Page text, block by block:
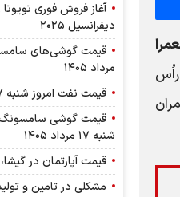
دیفرانسیل ۲۰۲۵
مرداد ۱۴۰۵
قیمت نفت امروز شنبه ۱۷ مرداد ۱۴۰۵
قیمت گوشی
شنبه ۱۷ مرداد ۱۴۰۵
قیمت آپارتمان در
مشکلی در تامین و